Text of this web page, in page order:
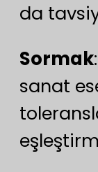
da
Sormak
sanat